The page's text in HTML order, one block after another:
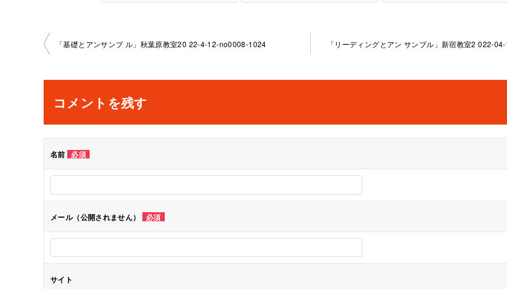
投
ナ
ビ
ゲ
ー
シ
ョ
「基礎とアンサンブ ル」秋葉原教室20 22-4-12-no0008-1024 「リーディングとアン サンブル」新宿教室2 022-
コメントを残す
名前 必須
メール（公開されません） 必須
サイト